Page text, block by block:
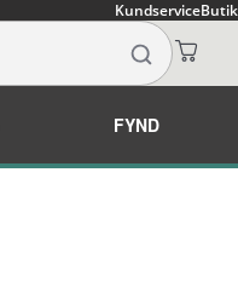
KundserviceButik
FYND